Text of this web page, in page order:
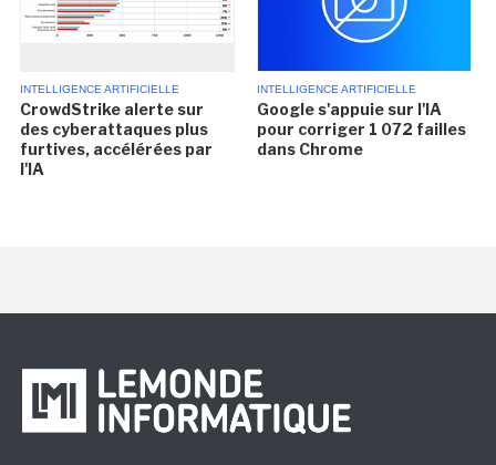
INTELLIGENCE ARTIFICIELLE
CrowdStrike alerte sur
des cyberattaques plus
furtives, accélérées par
l'IA
INTELLIGENCE ARTIFICIELLE
Google s'appuie sur l'IA
pour corriger 1 072 failles
dans Chrome